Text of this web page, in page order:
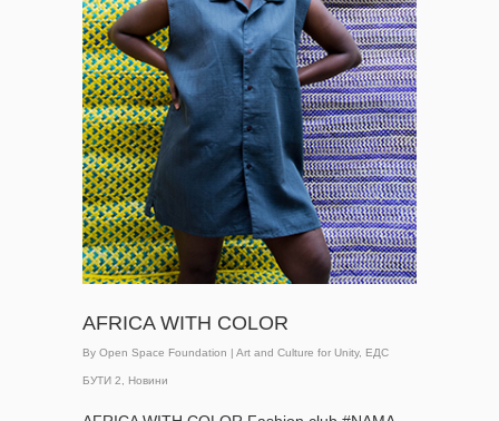
AFRICA WITH COLOR
By Open Space Foundation Art and Culture for Unity, ЕДС
БУТИ 2, Новини